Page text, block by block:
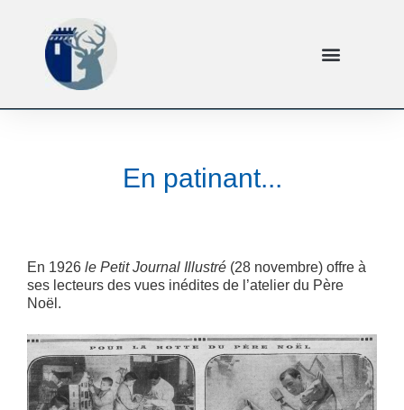
En patinant...
En 1926 le Petit Journal Illustré (28 novembre) offre à
ses lecteurs des vues inédites de l’atelier du Père
Noël.